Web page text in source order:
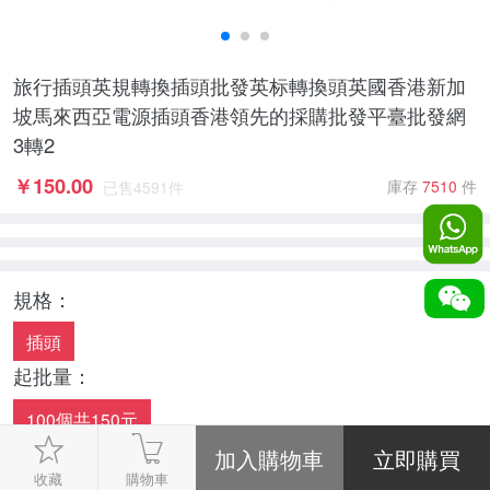
旅行插頭英規轉換插頭批發英标轉換頭英國香港新加
坡馬來西亞電源插頭香港領先的採購批發平臺批發網
3轉2
￥150.00 已售 4591 件 庫存 7510 件
規格：
插頭
起批量：
100個共150元
數量：
收藏 購物車